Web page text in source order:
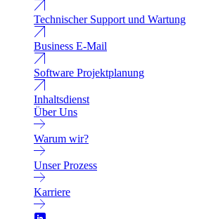
Technischer Support und Wartung
Business E-Mail
Software Projektplanung
Inhaltsdienst
Über Uns
Warum wir?
Unser Prozess
Karriere